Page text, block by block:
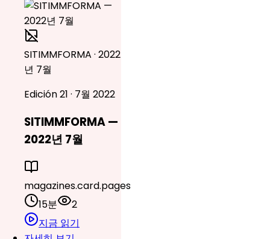
SITIMMFORMA · 2022
년 7월
Edición 21 · 7월 2022
SITIMMFORMA —
2022년 7월
magazines.card.pages
15분
2
지금 읽기